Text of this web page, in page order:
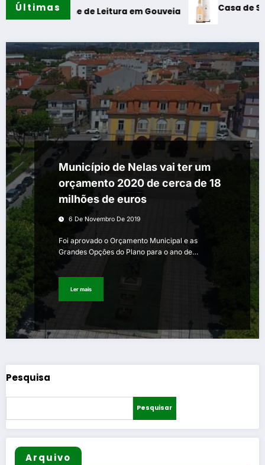
Últimas
Cabine de Leitura em Gouveia Casa de Santar
Município de Nelas vai ter um
orçamento 2020 de cerca de 18
milhões de euros
6 De Novembro De 2019
Foi aprovado o Orçamento Municipal e as
Grandes Opções do Plano para o ano de…
Ler mais
Pesquisa
Pesquisar
Arquivo